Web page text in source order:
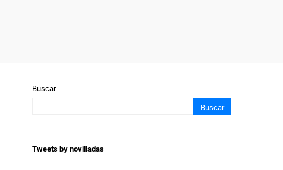
Buscar
Buscar
Tweets by novilladas